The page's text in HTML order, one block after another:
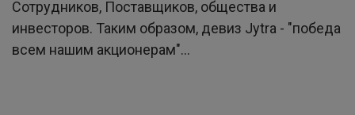
Сотрудников, Поставщиков, общества и
инвесторов. Таким образом, девиз Jytra - "победа
всем нашим акционерам"...